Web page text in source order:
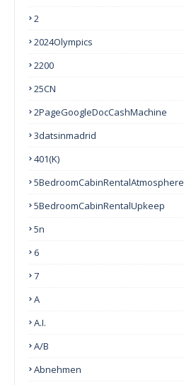
2
2024Olympics
2200
25CN
2PageGoogleDocCashMachine
3datsinmadrid
401(k)
5BedroomCabinRentalAtmosphere
5BedroomCabinRentalUpkeep
5n
6
7
A
A.I.
A/B
Abnehmen